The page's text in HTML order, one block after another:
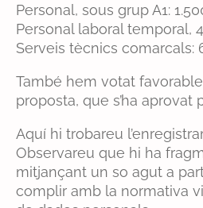
Personal, sous grup A1:
Personal laboral temporal,
Serveis tècnics comarcals:
També hem votat
proposta, que s’ha aprovat
Aquí hi trobareu
Observareu que hi ha
mitjançant un so agut a
complir amb la normativa